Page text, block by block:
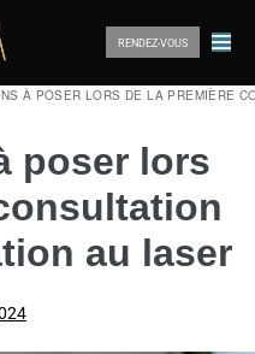
RENDEZ-VOUS
À POSER LORS DE LA PREMIÈRE
poser lors
au laser